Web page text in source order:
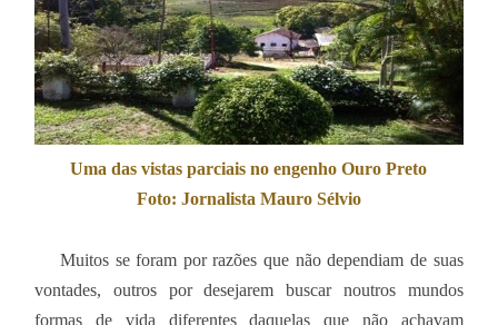
Uma das vistas parciais no engenho Ouro Preto
Foto: Jornalista Mauro Sélvio
Muitos se foram por razões que não dependiam de suas
vontades, outros por desejarem buscar noutros mundos
formas de vida diferentes daquelas que não achavam